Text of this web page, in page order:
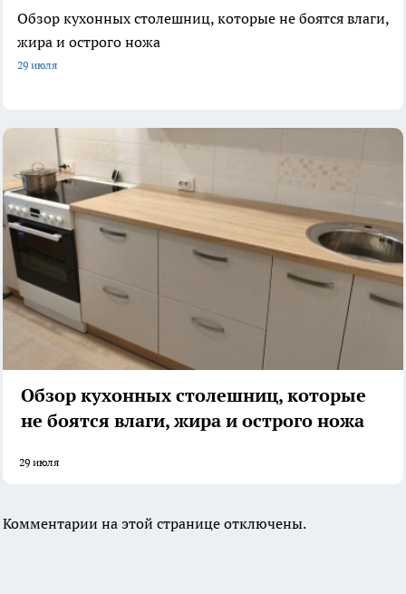
Обзор кухонных столешниц, которые не боятся влаги,
жира и острого ножа
29 июля
Обзор кухонных столешниц, которые
не боятся влаги, жира и острого ножа
29 июля
Комментарии на этой странице отключены.